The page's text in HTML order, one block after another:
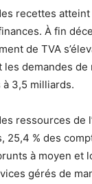
recettes atteint
À fin
de TVA
les demandes
à 3,5 milliards.
ressources de
25,4 % des
à moyen et
gérés de